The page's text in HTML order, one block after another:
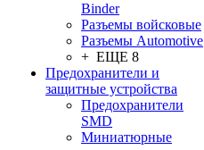
Binder
Разъемы войсковые
Разъeмы Automotive
+ ЕЩЕ 8
Предохранители и
защитные устройства
Предохранители
SMD
Миниатюрные